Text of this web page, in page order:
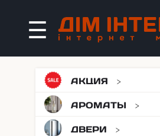
АКЦИЯ
АРОМАТЫ
ДВЕРИ